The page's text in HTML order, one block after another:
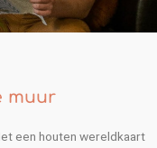
muur
een houten wereldkaart